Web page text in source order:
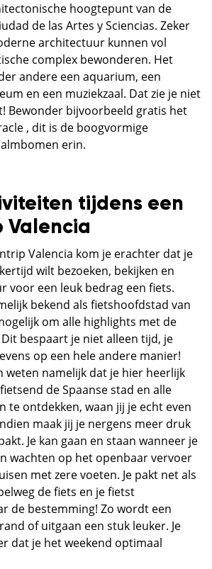
hoogtepunt van de
de las Artes y Sciencias. Zeker
architectuur kunnen vol
complex bewonderen. Het
andere een aquarium, een
en een muziekzaal. Dat zie je niet
Bewonder bijvoorbeeld gratis het
, dit is de boogvormige
erin.
tijdens een
Valencia
Valencia kom je erachter dat je
wilt bezoeken, bekijken en
voor een leuk bedrag een fiets.
bekend als fietshoofdstad van
om alle highlights met de
bespaart je niet alleen tijd, je
op een hele andere manier!
weten namelijk dat je hier heerlijk
de Spaanse stad en alle
te ontdekken, waan jij je echt even
maak jij je nergens meer druk
Je kan gaan en staan wanneer je
wachten op het openbaar vervoer
met zere voeten. Je pakt net als
de fiets en je fietst
de bestemming! Zo wordt een
of uitgaan een stuk leuker. Je
dat je het weekend optimaal